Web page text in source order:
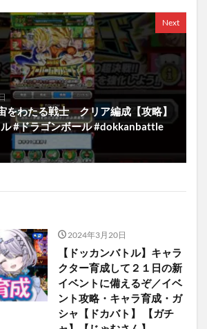
Next
をわたる戦士 クリア編成【攻略】
#ドラゴンボール #dokkanbattle
2024年3月20日
【ドッカンバトル】キャラ
クター育成して２１日の新
イベントに備えるぞ／イベ
ント攻略・キャラ育成・ガ
シャ【ドカバト】 【ガチ